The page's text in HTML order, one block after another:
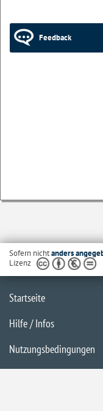
Feedback
Sofern nichtanders
Lizenz
Startseite
Hilfe / Infos
Nutzungsbedingungen